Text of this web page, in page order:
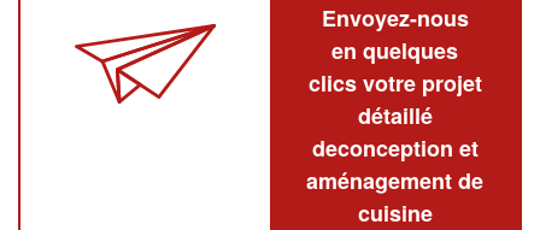
Envoyez-nous
en quelques
clics votre projet
détaillé
deconception et
aménagement de
cuisine